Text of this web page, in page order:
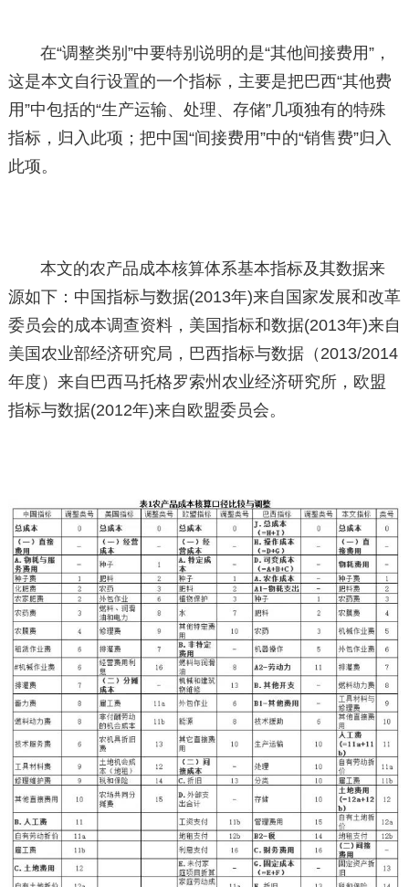
在“调整类别”中要特别说明的是“其他间接费用”，
这是本文自行设置的一个指标，主要是把巴西“其他费
用”中包括的“生产运输、处理、存储”几项独有的特殊
指标，归入此项；把中国“间接费用”中的“销售费”归入
此项。
本文的农产品成本核算体系基本指标及其数据来
源如下：中国指标与数据(2013年)来自国家发展和改革
委员会的成本调查资料，美国指标和数据(2013年)来自
美国农业部经济研究局，巴西指标与数据（2013/2014
年度）来自巴西马托格罗索州农业经济研究所，欧盟
指标与数据(2012年)来自欧盟委员会。